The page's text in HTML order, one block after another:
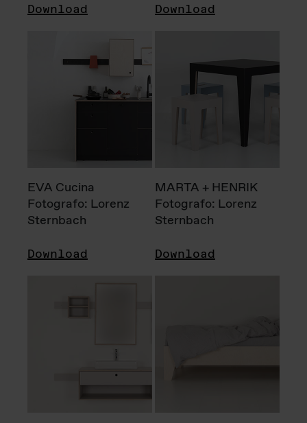
Download Download
EVA Cucina
Fotografo: Lorenz
Sternbach
Download
MARTA + HENRIK
Fotografo: Lorenz
Sternbach
Download